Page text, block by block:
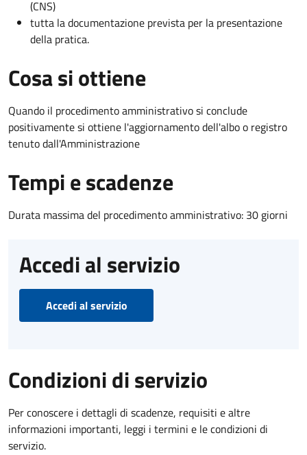
(CNS)
tutta la documentazione prevista per la presentazione
della pratica.
Cosa si ottiene
Quando il procedimento amministrativo si conclude
positivamente si ottiene l'aggiornamento dell'albo o registro
tenuto dall'Amministrazione
Tempi e scadenze
Durata massima del procedimento amministrativo: 30 giorni
Accedi al servizio
Accedi al servizio
Condizioni di servizio
Per conoscere i dettagli di scadenze, requisiti e altre
informazioni importanti, leggi i termini e le condizioni di
servizio.